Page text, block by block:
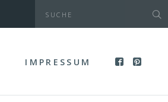
IMPRESSUM